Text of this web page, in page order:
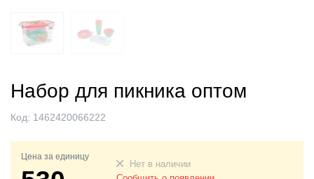
ХИТ
Набор для пикника оптом
Код: 1462420066222
Цена за единицу
Нет в наличии